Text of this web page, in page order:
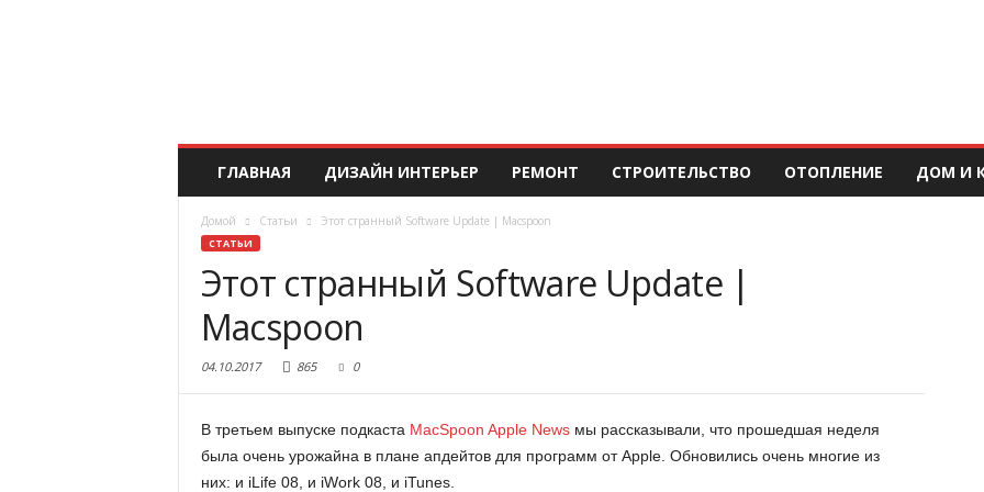
ГЛАВНАЯ ДИЗАЙН ИНТЕРЬЕР РЕМОНТ СТРОИТЕЛЬСТВО ОТОПЛЕНИЕ ДОМ И
Домой Статьи Этот странный Software Update | Macspoon
СТАТЬИ
Этот странный Software Update |
Macspoon
04.10.2017 865 0
В третьем выпуске подкаста MacSpoon Apple Newsмы рассказывали, что прошедшая неделя
была очень урожайна в плане апдейтов для программ от Apple. Обновились очень многие из
них: и iLife 08, и iWork 08, и iTunes.